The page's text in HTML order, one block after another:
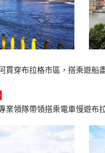
貫穿布拉格市區，搭乘遊船
業領隊帶領搭乘電車慢遊布